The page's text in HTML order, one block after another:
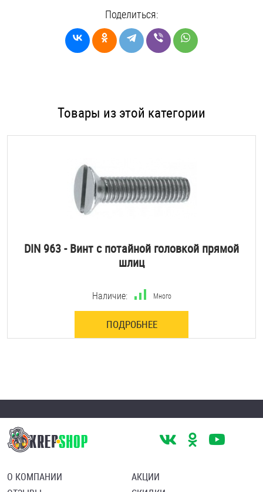
Поделиться:
Товары из этой категории
DIN 963 - Винт с потайной головкой прямой
шлиц
Наличие: Много
ПОДРОБНЕЕ
О КОМПАНИИ
АКЦИИ